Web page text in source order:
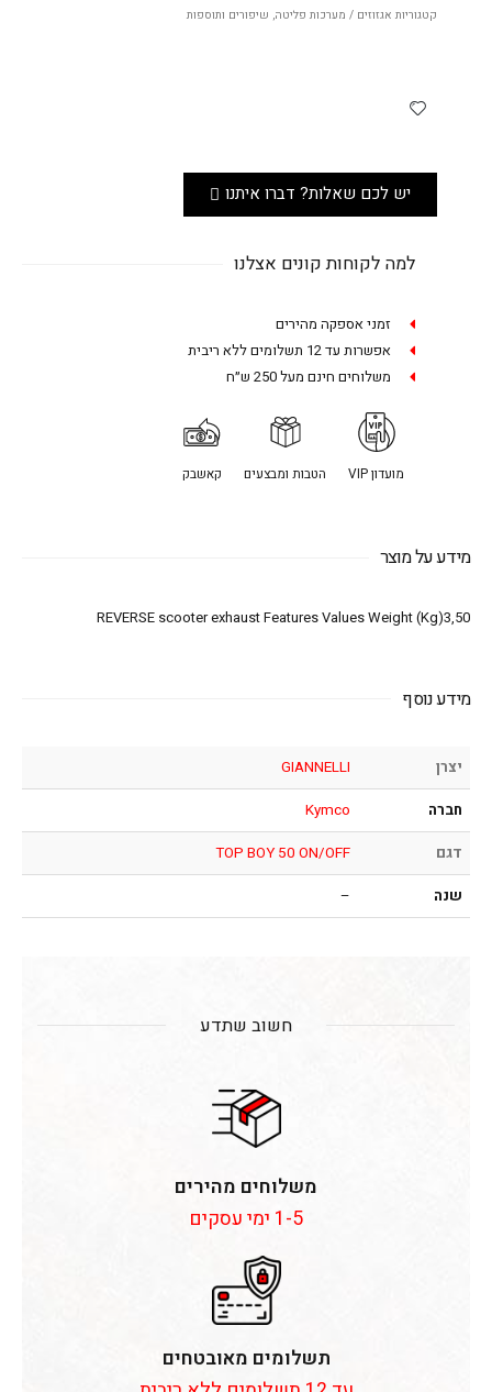
קטגוריות אגזוזים / מערכות פליטה, שיפורים ותוספות
יש לכם שאלות? דברו איתנו
למה לקוחות קונים אצלנו
זמני אספקה מהירים
אפשרות עד 12 תשלומים ללא ריבית
משלוחים חינם מעל 250 ש״ח
מועדון VIP הטבות ומבצעים קאשבק
מידע על מוצר
REVERSE scooter exhaust Features Values Weight (Kg)3,50
מידע נוסף
יצרן
GIANNELLI
חברה
Kymco
דגם
TOP BOY 50 ON/OFF
שנה
–
חשוב שתדע
משלוחים מהירים
1-5 ימי עסקים
תשלומים מאובטחים